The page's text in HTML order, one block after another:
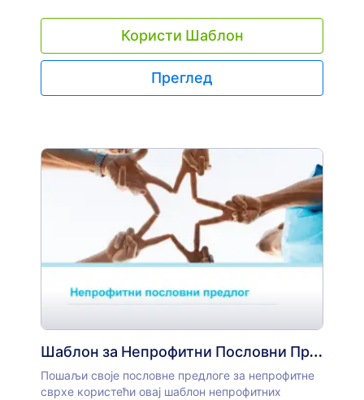
Користи Шаблон
Преглед
Шаблон за Непрофитни Пословни Предлог
Пошаљи своје пословне предлоге за непрофитне
сврхе користећи овај шаблон непрофитних